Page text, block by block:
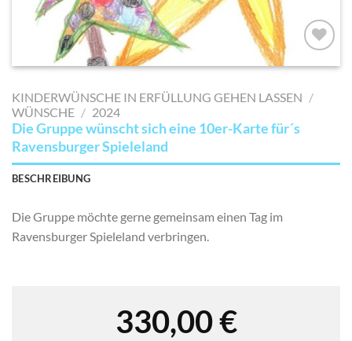
AUF MEINE
SETZEN
KINDERWÜNSCHE IN ERFÜLLUNG GEHEN LASSEN /
WÜNSCHE / 2024
Die Gruppe wünscht sich eine 10er-Karte für´s
Ravensburger Spieleland
BESCHREIBUNG
Die Gruppe möchte gerne gemeinsam einen Tag im
Ravensburger Spieleland verbringen.
330,00€